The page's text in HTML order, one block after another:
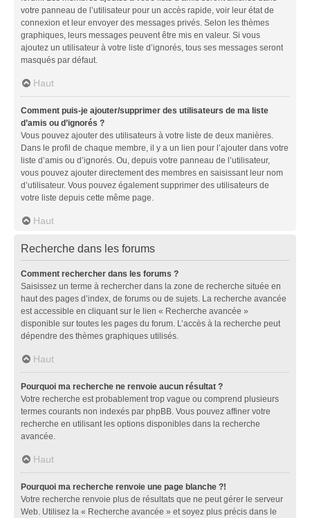
votre panneau de l’utilisateur pour un accès rapide, voir leur état de
connexion et leur envoyer des messages privés. Selon les thèmes
graphiques, leurs messages peuvent être mis en valeur. Si vous
ajoutez un utilisateur à votre liste d’ignorés, tous ses messages seront
masqués par défaut.
Haut
Comment puis-je ajouter/supprimer des utilisateurs de ma liste
d’amis ou d’ignorés ?
Vous pouvez ajouter des utilisateurs à votre liste de deux manières.
Dans le profil de chaque membre, il y a un lien pour l’ajouter dans votre
liste d’amis ou d’ignorés. Ou, depuis votre panneau de l’utilisateur,
vous pouvez ajouter directement des membres en saisissant leur nom
d’utilisateur. Vous pouvez également supprimer des utilisateurs de
votre liste depuis cette même page.
Haut
Recherche dans les forums
Comment rechercher dans les forums ?
Saisissez un terme à rechercher dans la zone de recherche située en
haut des pages d’index, de forums ou de sujets. La recherche avancée
est accessible en cliquant sur le lien « Recherche avancée »
disponible sur toutes les pages du forum. L’accès à la recherche peut
dépendre des thèmes graphiques utilisés.
Haut
Pourquoi ma recherche ne renvoie aucun résultat ?
Votre recherche est probablement trop vague ou comprend plusieurs
termes courants non indexés par phpBB. Vous pouvez affiner votre
recherche en utilisant les options disponibles dans la recherche
avancée.
Haut
Pourquoi ma recherche renvoie une page blanche ?!
Votre recherche renvoie plus de résultats que ne peut gérer le serveur
Web. Utilisez la « Recherche avancée » et soyez plus précis dans le